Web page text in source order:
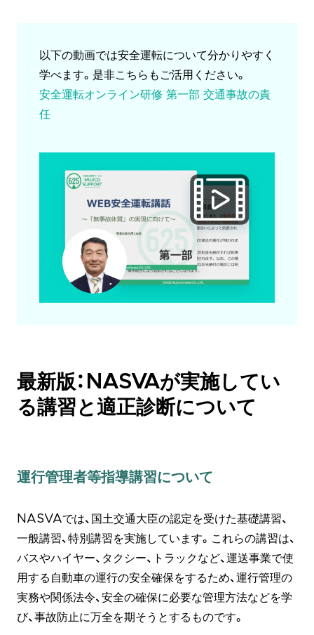
以下の動画では安全運転について分かりやすく
学べます。是非こちらもご活用ください。
安全運転オンライン研修 第一部 交通事故の責
任
最新版：NASVAが実施してい
る講習と適正診断について
運行管理者等指導講習について
NASVAでは、国土交通大臣の認定を受けた基礎講習、
一般講習、特別講習を実施しています。これらの講習は、
バスやハイヤー、タクシー、トラックなど、運送事業で使
用する自動車の運行の安全確保をするため、運行管理の
実務や関係法令、安全の確保に必要な管理方法などを学
び、事故防止に万全を期そうとするものです。